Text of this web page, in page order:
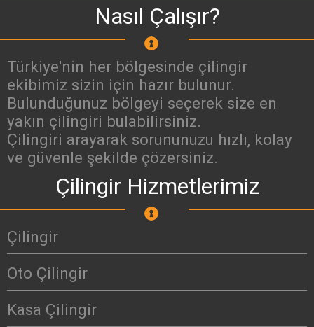
Nasıl Çalışır?
Türkiye'nin her bölgesinde çilingir
ekibimiz sizin için hazır bulunur.
Bulunduğunuz bölgeyi seçerek size en
yakın çilingiri bulabilirsiniz.
Çilingiri arayarak sorununuzu hızlı, kolay
ve güvenle şekilde çözersiniz.
Çilingir Hizmetlerimiz
Çilingir
Oto Çilingir
Kasa Çilingir